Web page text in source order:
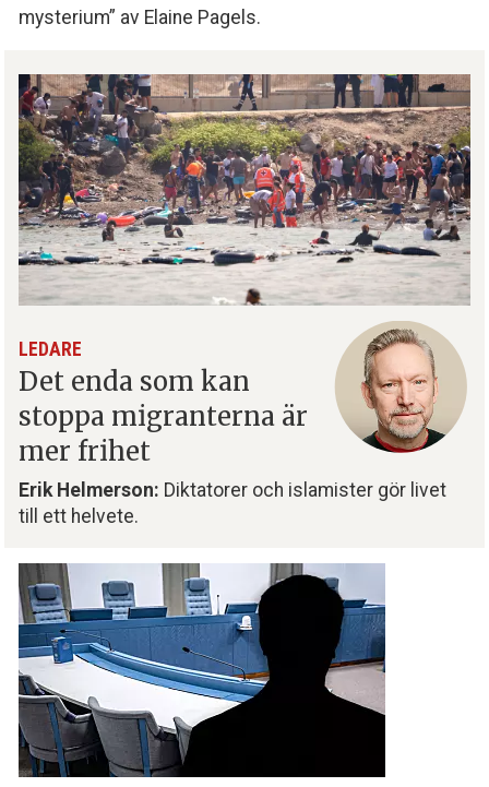
mysterium” av Elaine Pagels.
LEDARE
Det enda som kan
stoppa migranterna är
mer frihet
Erik Helmerson: Diktatorer och islamister gör livet
till ett helvete.